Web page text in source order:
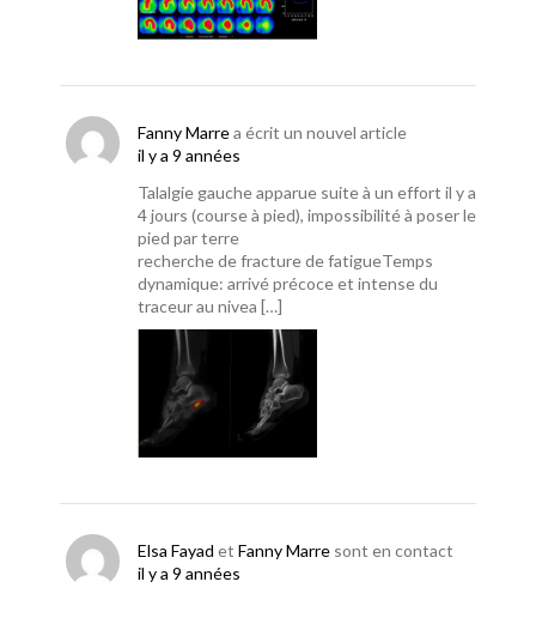
Fanny Marrea écrit un nouvel article
il y a 9 années
Talalgie gauche apparue suite à un effort il y a
4 jours (course à pied), impossibilité à poser le
pied par terre
recherche de fracture de fatigueTemps
dynamique: arrivé précoce et intense du
traceur au nivea […]
Elsa Fayad et Fanny Marre sont en contact
il y a 9 années